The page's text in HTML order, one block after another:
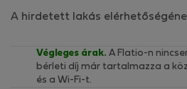
A hirdetett lakás
Végleges árak. A Flatio-n
bérleti díj már tartalmazza a
és a Wi-Fi-t.